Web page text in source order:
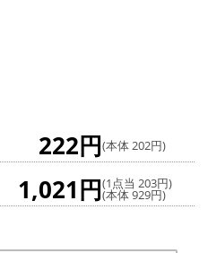
222円(本体 202円)
1,021円(1点当 203円)
(本体 929円)